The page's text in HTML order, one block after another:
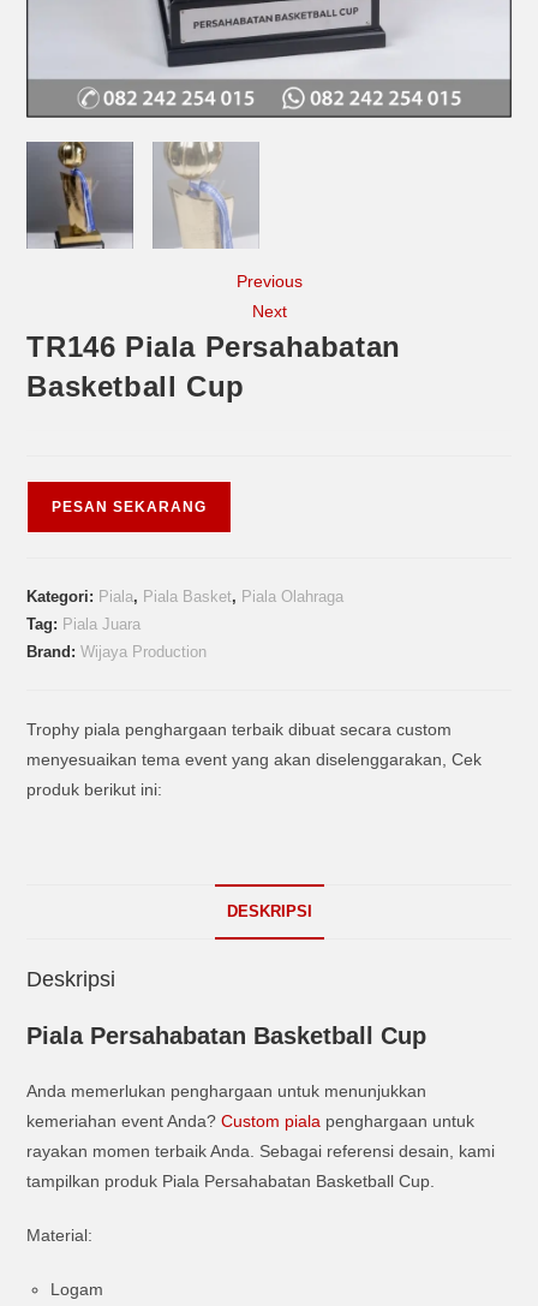
Previous
Next
TR146 Piala Persahabatan
Basketball Cup
PESAN SEKARANG
Kategori: Piala, Piala Basket, Piala Olahraga
Tag: Piala Juara
Brand:Wijaya Production
Trophy piala penghargaan terbaik dibuat secara custom
menyesuaikan tema event yang akan diselenggarakan, Cek
produk berikut ini:
DESKRIPSI
Deskripsi
Piala Persahabatan Basketball Cup
Anda memerlukan penghargaan untuk menunjukkan
kemeriahan event Anda?Custom piala penghargaan untuk
rayakan momen terbaik Anda. Sebagai referensi desain, kami
tampilkan produk Piala Persahabatan Basketball Cup.
Material:
Logam